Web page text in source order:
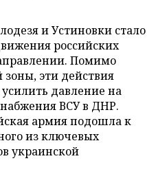
и Устиновки стало
российских
Помимо
эти действия
давление на
ВСУ в ДНР.
армия подошла к
из ключевых
украинской